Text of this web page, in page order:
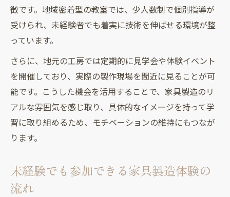
徴です。地域密着型の教室では、少人数制で個別指導が
受けられ、未経験者でも着実に技術を伸ばせる環境が整
っています。
さらに、地元の工房では定期的に見学会や体験イベント
を開催しており、実際の製作現場を間近に見ることが可
能です。こうした機会を活用することで、家具製造のリ
アルな雰囲気を感じ取り、具体的なイメージを持って学
習に取り組めるため、モチベーションの維持にもつなが
ります。
未経験でも参加できる家具製造体験の
流れ